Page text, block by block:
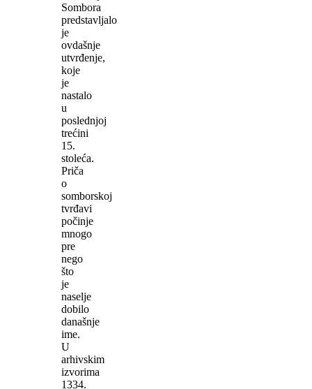
Sombora
predstavljalo
je
ovdašnje
utvrđenje,
koje
je
nastalo
u
poslednjoj
trećini
15.
stoleća.
Priča
o
somborskoj
tvrđavi
počinje
mnogo
pre
nego
što
je
naselje
dobilo
današnje
ime.
U
arhivskim
izvorima
1334.